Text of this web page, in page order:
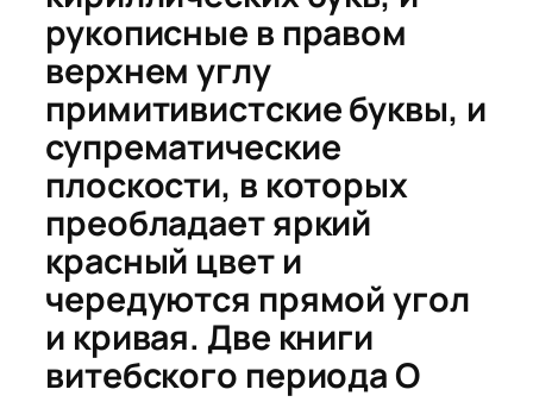
рукописные в правом
верхнем углу
примитивистские буквы, и
супрематические
плоскости, в которых
преобладает яркий
красный цвет и
чередуются прямой угол
и кривая. Две книги
витебского периодаО